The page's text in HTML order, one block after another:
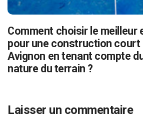
Comment choisir le meilleur
pour une construction court
Avignon en tenant compte
nature du terrain ?
Laisser un commentaire